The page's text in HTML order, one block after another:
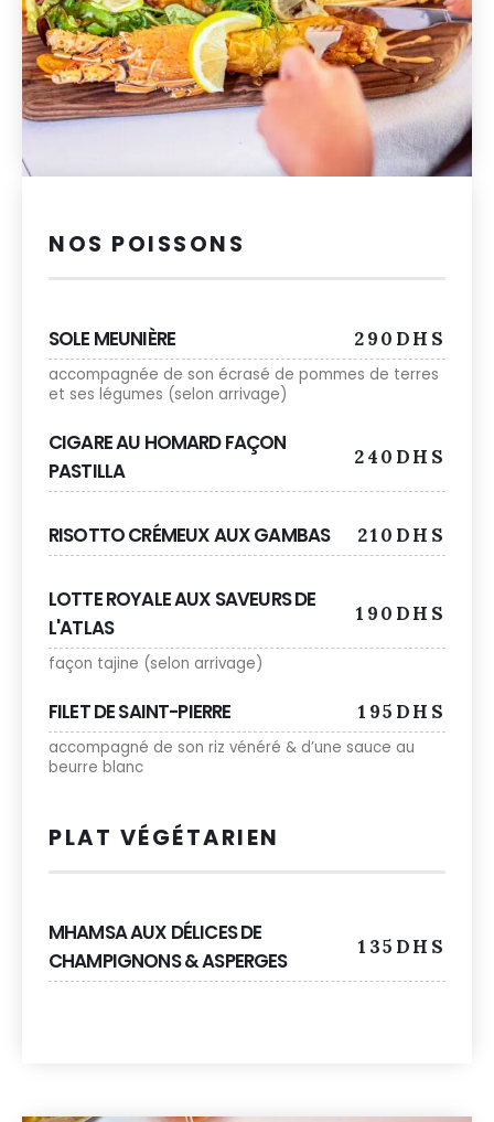
NOS POISSONS
SOLE MEUNIÈRE 290DHS
accompagnée de son écrasé de pommes de terres
et ses légumes (selon arrivage)
CIGARE AU HOMARD FAÇON
PASTILLA
240DHS
RISOTTO CRÉMEUX AUX GAMBAS 210DHS
LOTTE ROYALE AUX SAVEURS DE
L'ATLAS
190DHS
façon tajine (selon arrivage)
FILET DE SAINT-PIERRE 195DHS
accompagné de son riz vénéré & d’une sauce au
beurre blanc
PLAT VÉGÉTARIEN
MHAMSA AUX DÉLICES DE
CHAMPIGNONS & ASPERGES
135DHS